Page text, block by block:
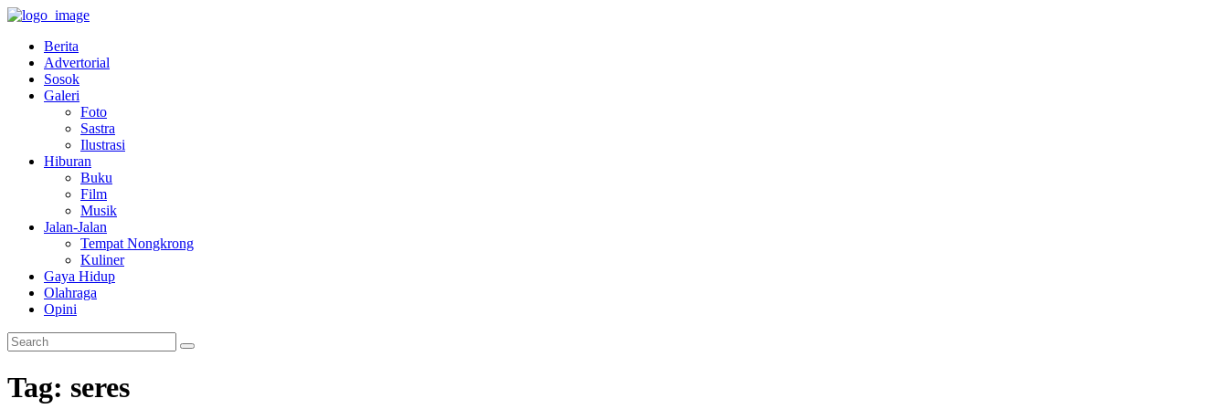
Berita
Advertorial
Sosok
Galeri
Foto
Sastra
Ilustrasi
Hiburan
Buku
Film
Musik
Jalan-Jalan
Tempat Nongkrong
Kuliner
Gaya Hidup
Olahraga
Opini
Tag: seres